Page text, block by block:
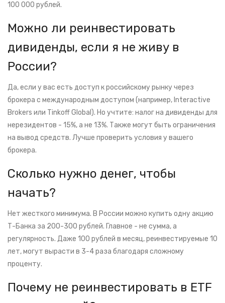
100 000 рублей.
Можно ли реинвестировать
дивиденды, если я не живу в
России?
Да, если у вас есть доступ к российскому рынку через
брокера с международным доступом (например, Interactive
Brokers или Tinkoff Global). Но учтите: налог на дивиденды для
нерезидентов - 15%, а не 13%. Также могут быть ограничения
на вывод средств. Лучше проверить условия у вашего
брокера.
Сколько нужно денег, чтобы
начать?
Нет жесткого минимума. В России можно купить одну акцию
Т-Банка за 200-300 рублей. Главное - не сумма, а
регулярность. Даже 100 рублей в месяц, реинвестируемые 10
лет, могут вырасти в 3-4 раза благодаря сложному
проценту.
Почему не реинвестировать в ETF